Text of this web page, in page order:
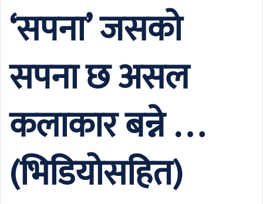
‘सपना’ जसको
सपना छ असल
कलाकार बन्ने …
(भिडियोसहित)